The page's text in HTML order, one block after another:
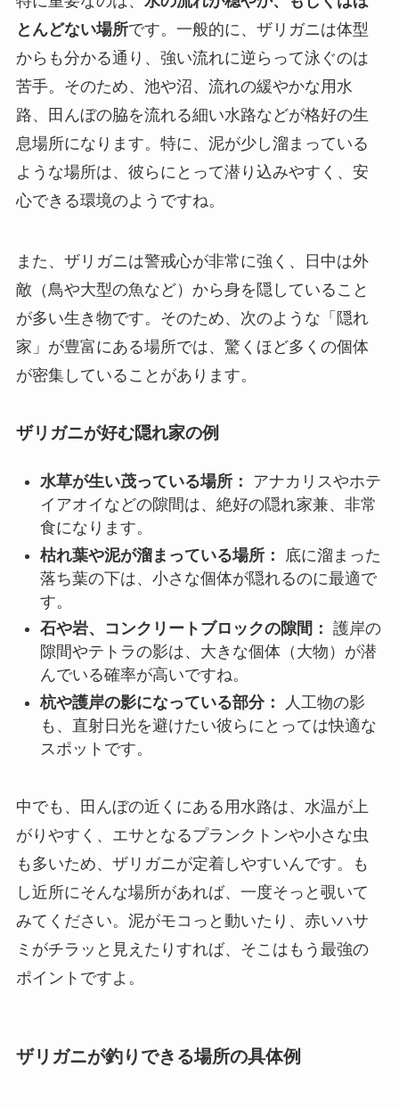
とんどない場所です。一般的に、ザリガニは体型
からも分かる通り、強い流れに逆らって泳ぐのは
苦手。そのため、池や沼、流れの緩やかな用水
路、田んぼの脇を流れる細い水路などが格好の生
息場所になります。特に、泥が少し溜まっている
ような場所は、彼らにとって潜り込みやすく、安
心できる環境のようですね。
また、ザリガニは警戒心が非常に強く、日中は外
敵（鳥や大型の魚など）から身を隠していること
が多い生き物です。そのため、次のような「隠れ
家」が豊富にある場所では、驚くほど多くの個体
が密集していることがあります。
ザリガニが好む隠れ家の例
水草が生い茂っている場所：
アナカリスやホテ
イアオイなどの隙間は、絶好の隠れ家兼、非常
食になります。
枯れ葉や泥が溜まっている場所：
底に溜まった
落ち葉の下は、小さな個体が隠れるのに最適で
す。
石や岩、コンクリートブロックの隙間： 護岸の
隙間やテトラの影は、大きな個体（大物）が潜
んでいる確率が高いですね。
杭や護岸の影になっている部分：
人工物の影
も、直射日光を避けたい彼らにとっては快適な
スポットです。
中でも、田んぼの近くにある用水路は、水温が上
がりやすく、エサとなるプランクトンや小さな虫
も多いため、ザリガニが定着しやすいんです。も
し近所にそんな場所があれば、一度そっと覗いて
みてください。泥がモコっと動いたり、赤いハサ
ミがチラッと見えたりすれば、そこはもう最強の
ポイントですよ。
ザリガニが釣りできる場所の具体例